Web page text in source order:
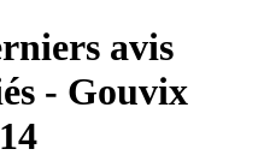
avis
- Gouvix